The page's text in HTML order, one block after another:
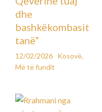
dhe
bashkëkombasit
tanë”
12/02/2026 Kosovë,
Më të fundit